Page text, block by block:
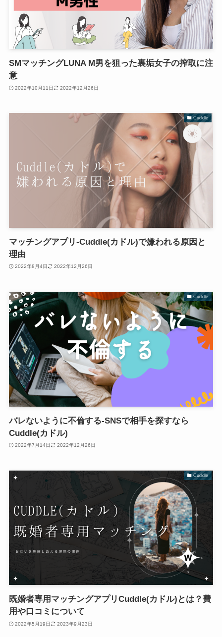
SMマッチングLUNA M男を狙った裏垢女子の搾取に注
意
2022年10月11日 2022年12月26日
Cuddle
マッチングアプリ-Cuddle(カドル)で嫌われる原因と
理由
2022年8月4日 2022年12月26日
Cuddle
バレないように不倫する-SNSで相手を探すなら
Cuddle(カドル)
2022年7月14日 2022年12月26日
Cuddle
既婚者専用マッチングアプリCuddle(カドル)とは？費
用や口コミについて
2022年5月19日 2023年9月23日